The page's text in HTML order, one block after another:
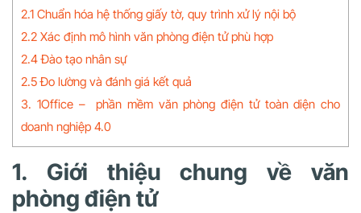
2.1 Chuẩn hóa hệ thống giấy tờ, quy trình xử lý nội bộ
2.2 Xác định mô hình văn phòng điện tử phù hợp
2.4 Đào tạo nhân sự
2.5 Đo lường và đánh giá kết quả
3. 1Office – phần mềm văn phòng điện tử toàn diện cho
doanh nghiệp 4.0
1. Giới thiệu chung về văn
phòng điện tử